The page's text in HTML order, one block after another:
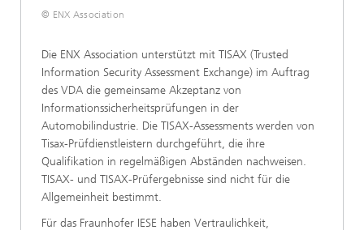
© ENX Association
Die ENX Association unterstützt mit TISAX (Trusted
Information Security Assessment Exchange) im Auftrag
des VDA die gemeinsame Akzeptanz von
Informationssicherheitsprüfungen in der
Automobilindustrie. Die TISAX-Assessments werden von
Tisax-Prüfdienstleistern durchgeführt, die ihre
Qualifikation in regelmäßigen Abständen nachweisen.
TISAX- und TISAX-Prüfergebnisse sind nicht für die
Allgemeinheit bestimmt.
Für das Fraunhofer IESE haben Vertraulichkeit,